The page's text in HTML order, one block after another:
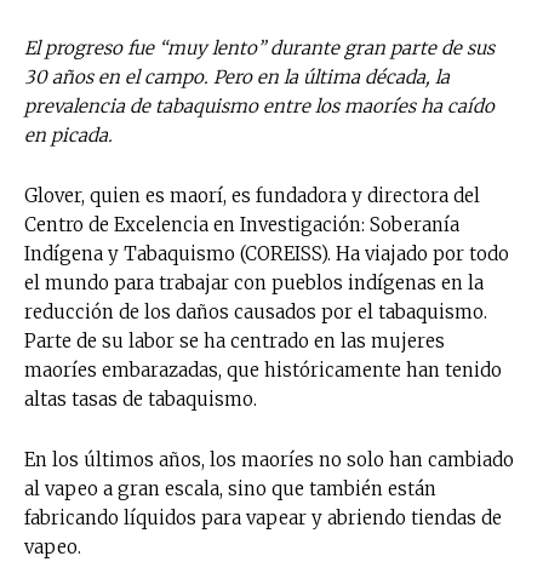
El progreso fue “muy lento” durante gran parte de sus
30 años en el campo. Pero en la última década, la
prevalencia de tabaquismo entre los maoríes ha caído
en picada.
Glover, quien es maorí, es fundadora y directora del
Centro de Excelencia en Investigación: Soberanía
Indígena y Tabaquismo (COREISS). Ha viajado por todo
el mundo para trabajar con pueblos indígenas en la
reducción de los daños causados por el tabaquismo.
Parte de su labor se ha centrado en las mujeres
maoríes embarazadas, que históricamente han tenido
altas tasas de tabaquismo.
En los últimos años, los maoríes no solo han cambiado
al vapeo a gran escala, sino que también están
fabricando líquidos para vapear y abriendo tiendas de
vapeo.